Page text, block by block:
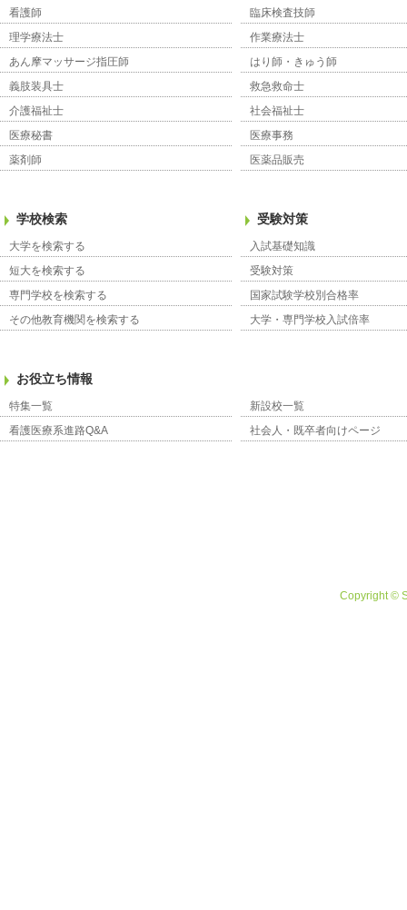
看護師
臨床検査技師
理学療法士
作業療法士
あん摩マッサージ指圧師
はり師・きゅう師
義肢装具士
救急救命士
介護福祉士
社会福祉士
医療秘書
医療事務
薬剤師
医薬品販売
学校検索
大学を検索する
短大を検索する
専門学校を検索する
その他教育機関を検索する
受験対策
入試基礎知識
受験対策
国家試験学校別合格率
大学・専門学校入試倍率
お役立ち情報
特集一覧
新設校一覧
看護医療系進路Q&A
社会人・既卒者向けページ
Copyright ©